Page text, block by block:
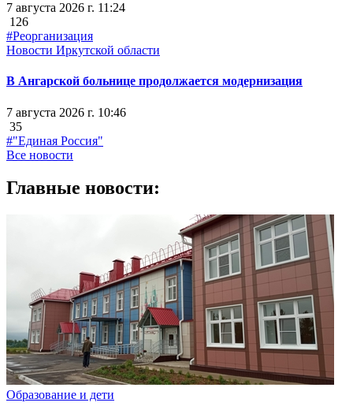
7 августа 2026 г. 11:24
126
#Реорганизация
Новости Иркутской области
В Ангарской больнице продолжается модернизация
7 августа 2026 г. 10:46
35
#"Единая Россия"
Все новости
Главные новости:
Образование и дети